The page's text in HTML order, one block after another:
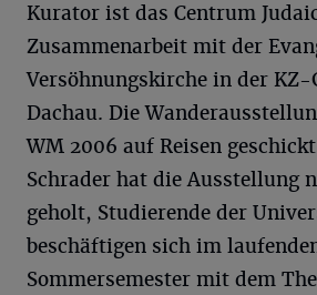
Kurator ist das Centrum
Zusammenarbeit mit der
Versöhnungskirche in der KZ-
Dachau. Die
WM 2006 auf Reisen
Schrader hat die Ausstellung
geholt, Studierende der
beschäftigen sich im
Sommersemester mit dem